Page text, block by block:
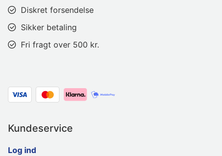
Diskret forsendelse
Sikker betaling
Fri fragt over 500 kr.
Kundeservice
Log ind